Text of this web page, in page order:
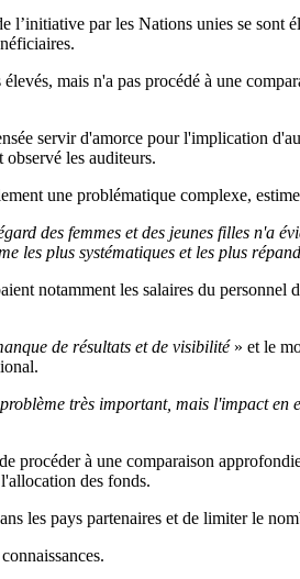
l’initiative par les Nations unies se
mais n'a pas procédé à une
servir d'amorce pour l'implication
les auditeurs.
une problématique complexe,
des femmes et des jeunes filles n'a
les plus systématiques et les plus
notamment les salaires du
de résultats et de visibilité » et le
très important, mais l'impact en
procéder à une comparaison
des fonds.
les pays partenaires et de limiter le